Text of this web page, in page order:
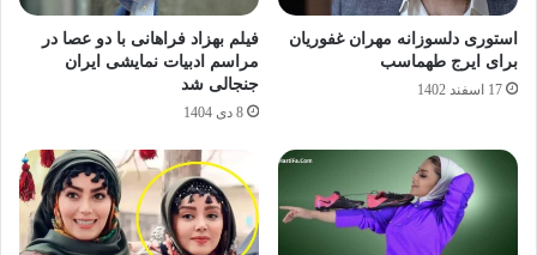
استوری دلسوزانه مهران غفوریان
برای ایرج طهماسب
17 اسفند 1402
فیلم بهزاد فراهانی با دو عصا در
مراسم ادبیات نمایشی ایران
جنجالی شد
8 دی 1404